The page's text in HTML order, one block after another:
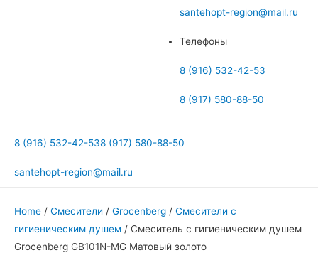
santehopt-region@mail.ru
Телефоны
8 (916) 532-42-53
8 (917) 580-88-50
8 (916) 532-42-538 (917) 580-88-50
santehopt-region@mail.ru
Home / Смесители / Grocenberg / Смесители с
гигиеническим душем / Смеситель с гигиеническим душем
Grocenberg GB101N-MG Матовый золото